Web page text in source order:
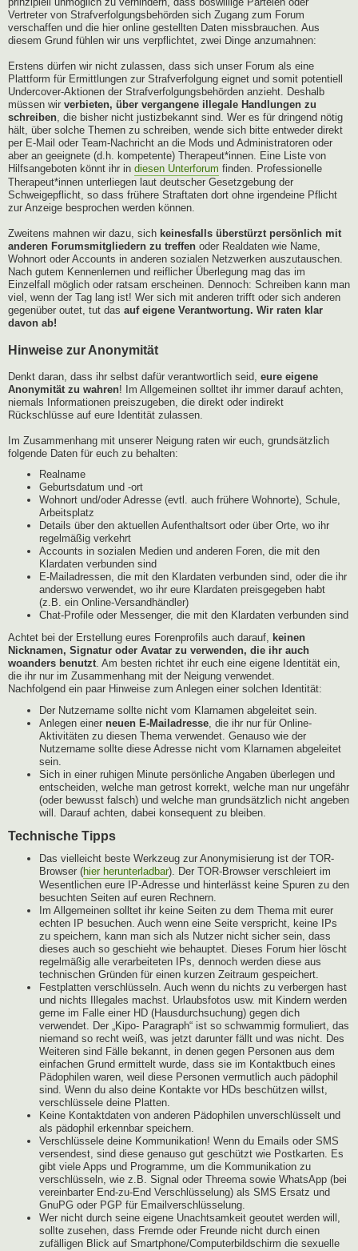
Vertreter von Strafverfolgungsbehörden sich Zugang zum Forum
verschaffen und die hier online gestellten Daten missbrauchen. Aus
diesem Grund fühlen wir uns verpflichtet, zwei Dinge anzumahnen:
Erstens dürfen wir nicht zulassen, dass sich unser Forum als eine
Plattform für Ermittlungen zur Strafverfolgung eignet und somit potentiell
Undercover-Aktionen der Strafverfolgungsbehörden anzieht. Deshalb
müssen wir verbieten, über vergangene illegale Handlungen zu
schreiben, die bisher nicht justizbekannt sind. Wer es für dringend nötig
hält, über solche Themen zu schreiben, wende sich bitte entweder direkt
per E-Mail oder Team-Nachricht an die Mods und Administratoren oder
aber an geeignete (d.h. kompetente) Therapeut*innen. Eine Liste von
Hilfsangeboten könnt ihr in diesen Unterforum finden. Professionelle
Therapeut*innen unterliegen laut deutscher Gesetzgebung der
Schweigepflicht, so dass frühere Straftaten dort ohne irgendeine Pflicht
zur Anzeige besprochen werden können.
Zweitens mahnen wir dazu, sich keinesfalls überstürzt persönlich mit
anderen Forumsmitgliedern zu treffen oder Realdaten wie Name,
Wohnort oder Accounts in anderen sozialen Netzwerken auszutauschen.
Nach gutem Kennenlernen und reiflicher Überlegung mag das im
Einzelfall möglich oder ratsam erscheinen. Dennoch: Schreiben kann man
viel, wenn der Tag lang ist! Wer sich mit anderen trifft oder sich anderen
gegenüber outet, tut das auf eigene Verantwortung. Wir raten klar
davon ab!
Hinweise zur Anonymität
Denkt daran, dass ihr selbst dafür verantwortlich seid, eure eigene
Anonymität zu wahren! Im Allgemeinen solltet ihr immer darauf achten,
niemals Informationen preiszugeben, die direkt oder indirekt
Rückschlüsse auf eure Identität zulassen.
Im Zusammenhang mit unserer Neigung raten wir euch, grundsätzlich
folgende Daten für euch zu behalten:
Realname
Geburtsdatum und -ort
Wohnort und/oder Adresse (evtl. auch frühere Wohnorte), Schule,
Arbeitsplatz
Details über den aktuellen Aufenthaltsort oder über Orte, wo ihr
regelmäßig verkehrt
Accounts in sozialen Medien und anderen Foren, die mit den
Klardaten verbunden sind
E-Mailadressen, die mit den Klardaten verbunden sind, oder die ihr
anderswo verwendet, wo ihr eure Klardaten preisgegeben habt
(z.B. ein Online-Versandhändler)
Chat-Profile oder Messenger, die mit den Klardaten verbunden sind
Achtet bei der Erstellung eures Forenprofils auch darauf, keinen
Nicknamen, Signatur oder Avatar zu verwenden, die ihr auch
woanders benutzt. Am besten richtet ihr euch eine eigene Identität ein,
die ihr nur im Zusammenhang mit der Neigung verwendet.
Nachfolgend ein paar Hinweise zum Anlegen einer solchen Identität:
Der Nutzername sollte nicht vom Klarnamen abgeleitet sein.
Anlegen einer neuen E-Mailadresse , die ihr nur für Online-
Aktivitäten zu diesen Thema verwendet. Genauso wie der
Nutzername sollte diese Adresse nicht vom Klarnamen abgeleitet
sein.
Sich in einer ruhigen Minute persönliche Angaben überlegen und
entscheiden, welche man getrost korrekt, welche man nur ungefähr
(oder bewusst falsch) und welche man grundsätzlich nicht angeben
will. Darauf achten, dabei konsequent zu bleiben.
Technische Tipps
Das vielleicht beste Werkzeug zur Anonymisierung ist der TOR-
Browser (hier herunterladbar). Der TOR-Browser verschleiert im
Wesentlichen eure IP-Adresse und hinterlässt keine Spuren zu den
besuchten Seiten auf euren Rechnern.
Im Allgemeinen solltet ihr keine Seiten zu dem Thema mit eurer
echten IP besuchen. Auch wenn eine Seite verspricht, keine IPs
zu speichern, kann man sich als Nutzer nicht sicher sein, dass
dieses auch so geschieht wie behauptet. Dieses Forum hier löscht
regelmäßig alle verarbeiteten IPs, dennoch werden diese aus
technischen Gründen für einen kurzen Zeitraum gespeichert.
Festplatten verschlüsseln. Auch wenn du nichts zu verbergen hast
und nichts Illegales machst. Urlaubsfotos usw. mit Kindern werden
gerne im Falle einer HD (Hausdurchsuchung) gegen dich
verwendet. Der „Kipo- Paragraph“ ist so schwammig formuliert, das
niemand so recht weiß, was jetzt darunter fällt und was nicht. Des
Weiteren sind Fälle bekannt, in denen gegen Personen aus dem
einfachen Grund ermittelt wurde, dass sie im Kontaktbuch eines
Pädophilen waren, weil diese Personen vermutlich auch pädophil
sind. Wenn du also deine Kontakte vor HDs beschützen willst,
verschlüssele deine Platten.
Keine Kontaktdaten von anderen Pädophilen unverschlüsselt und
als pädophil erkennbar speichern.
Verschlüssele deine Kommunikation! Wenn du Emails oder SMS
versendest, sind diese genauso gut geschützt wie Postkarten. Es
gibt viele Apps und Programme, um die Kommunikation zu
verschlüsseln, wie z.B. Signal oder Threema sowie WhatsApp (bei
vereinbarter End-zu-End Verschlüsselung) als SMS Ersatz und
GnuPG oder PGP für Emailverschlüsselung.
Wer nicht durch seine eigene Unachtsamkeit geoutet werden will,
sollte zusehen, dass Fremde oder Freunde nicht durch einen
zufälligen Blick auf Smartphone/Computerbildschirm die sexuelle